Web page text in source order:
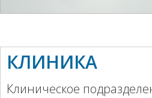
КЛИНИКА
Клиническое